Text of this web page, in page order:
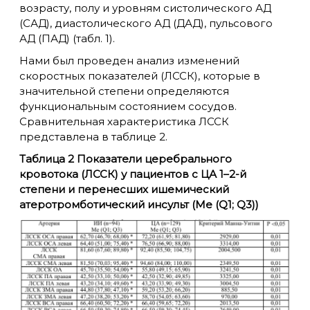
возрасту, полу и уровням систолического АД
(САД), диастолического АД (ДАД), пульсового
АД (ПАД) (табл. 1).
Нами был проведен анализ изменений
скоростных показателей (ЛССК), которые в
значительной степени определяются
функциональным состоянием сосудов.
Сравнительная характеристика ЛССК
представлена в таблице 2.
Таблица 2 Показатели церебрального
кровотока (ЛССК) у пациентов с ЦА 1–2-й
степени и перенесших ишемический
атеротромботический инсульт (Me (Q1; Q3))